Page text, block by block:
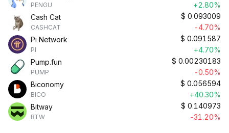
PENGU
+2.80%
Cash Cat
CASHCAT
$ 0.093009
-4.70%
Pi Network
PI
$ 0.091587
+4.70%
Pump.fun
PUMP
$ 0.00230183
-0.50%
Biconomy
BICO
$ 0.056594
+40.30%
Bitway
BTW
$ 0.140973
-31.20%